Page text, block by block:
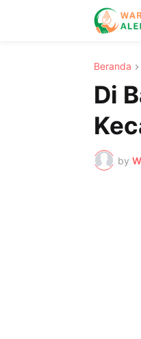
Beranda
Di
by